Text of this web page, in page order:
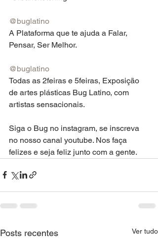
@buglatino
A Plataforma que te ajuda a Falar,
Pensar, Ser Melhor.
@buglatino
Todas as 2feiras e 5feiras, Exposição
de artes plásticas Bug Latino, com
artistas sensacionais.
Siga o Bug no instagram, se inscreva
no nosso canal youtube. Nos faça
felizes e seja feliz junto com a gente.
Posts recentes Ver tudo